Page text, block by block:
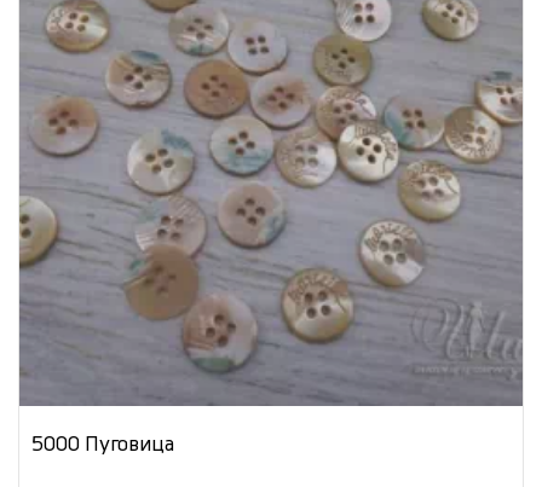
5000 Пуговица